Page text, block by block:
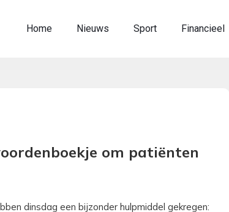
Home Nieuws Sport Financieel
om patiënten
dinsdag een bijzonder hulpmiddel gekregen: